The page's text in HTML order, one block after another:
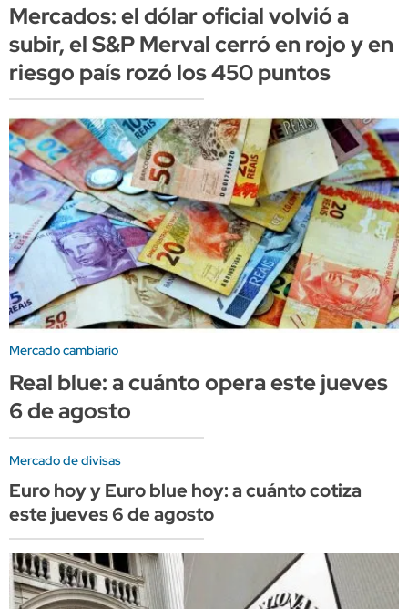
Mercados: el dólar oficial volvió a
subir, el S&P Merval cerró en rojo y en
riesgo país rozó los 450 puntos
Mercado cambiario
Real blue: a cuánto opera este jueves
6 de agosto
Mercado de divisas
Euro hoy y Euro blue hoy: a cuánto cotiza
este jueves 6 de agosto